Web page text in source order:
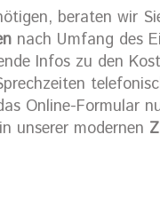
beraten wir
nach Umfang des
Infos zu den
Online-Formular
unserer modernen